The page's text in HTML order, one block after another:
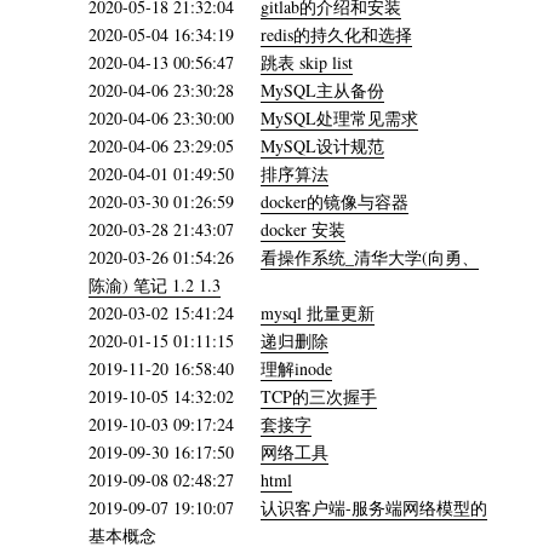
2020-05-18 21:32:04 gitlab的介绍和安装
2020-05-04 16:34:19 redis的持久化和选择
2020-04-13 00:56:47 跳表 skip list
2020-04-06 23:30:28 MySQL主从备份
2020-04-06 23:30:00 MySQL处理常见需求
2020-04-06 23:29:05 MySQL设计规范
2020-04-01 01:49:50 排序算法
2020-03-30 01:26:59 docker的镜像与容器
2020-03-28 21:43:07 docker 安装
2020-03-26 01:54:26 看操作系统_清华大学(向勇、
陈渝) 笔记 1.2 1.3
2020-03-02 15:41:24 mysql 批量更新
2020-01-15 01:11:15 递归删除
2019-11-20 16:58:40 理解inode
2019-10-05 14:32:02 TCP的三次握手
2019-10-03 09:17:24 套接字
2019-09-30 16:17:50 网络工具
2019-09-08 02:48:27 html
2019-09-07 19:10:07 认识客户端-服务端网络模型的
基本概念